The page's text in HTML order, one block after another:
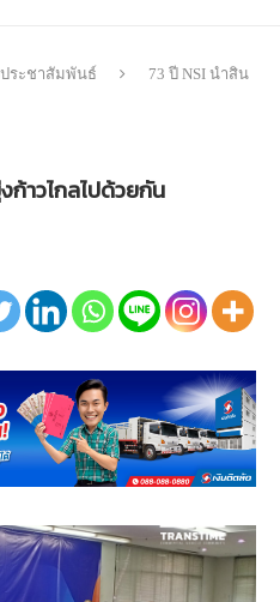
ระชาสัมพันธ์
73 ปี NSI นำสิน
ก้าวไกลไปด้วยกัน